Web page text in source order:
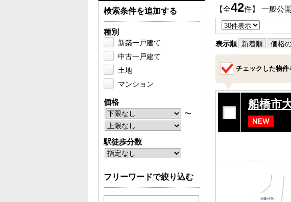
レオガーデン新船橋 紫吹の街Ⅱ
レオガーデン船橋法典 朝陽の街〔第1期〕
市川市の学区から探す
総武線沿線の未公開物件情報について
太陽光発電システム
【全42件】 一般公開
表示順 新着順 価格
チェックした物件
船橋市
検索条件を追加する
種別
新築一戸建て
中古一戸建て
土地
マンション
価格
〜
駅徒歩分数
フリーワードで絞り込む